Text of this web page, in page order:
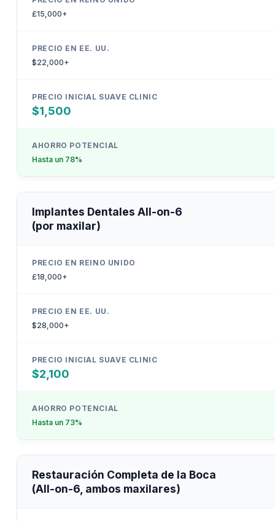
£15,000+
$22,000+
$1,500
Hasta un 78%
Implantes Dentales All-on-6
(por maxilar)
£18,000+
$28,000+
$2,100
Hasta un 73%
Restauración Completa de la Boca
(All-on-6, ambos maxilares)